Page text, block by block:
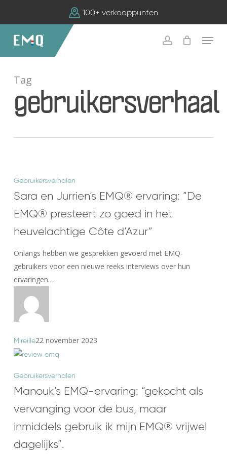
content
100+ verkooppunten
Menu
Tag
gebruikersverhaal
Sara
en
EMQ®
ervaring:
EMQ®
presteert
zo
goed
heuvelachtige
Côte
Gebruikersverhalen
Sara en Jurrien’s EMQ® ervaring: ”De
EMQ® presteert zo goed in het
heuvelachtige Côte d’Azur”
Onlangs hebben we gesprekken gevoerd met EMQ-
gebruikers voor een nieuwe reeks interviews over hun
ervaringen…
Mireille22 november 2023
Manouk’s
EMQ-
“gekocht
als
vervanging
Gebruikersverhalen
Manouk’s EMQ-ervaring: “gekocht als
vervanging voor de bus, maar
inmiddels gebruik ik mijn EMQ® vrijwel
dagelijks”.